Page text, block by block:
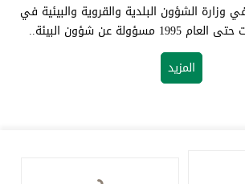
وزارة الشؤون البلدية والقروية والبيئية في
المزيد